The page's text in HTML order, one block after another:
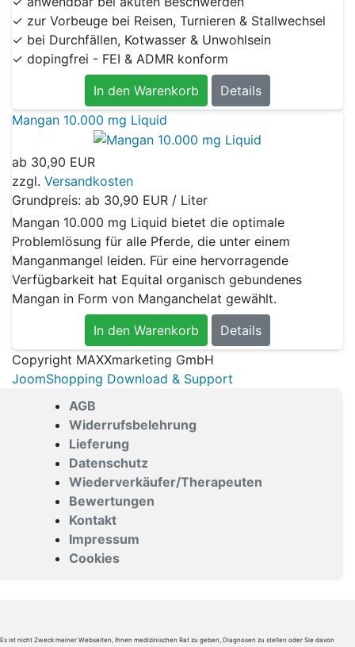
✓ zur Vorbeuge bei Reisen, Turnieren & Stallwechsel
✓ bei Durchfällen, Kotwasser & Unwohlsein
✓ dopingfrei - FEI & ADMR konform
In den Warenkorb
Details
Mangan 10.000 mg Liquid
ab 30,90 EUR
zzgl. Versandkosten
Grundpreis: ab 30,90 EUR / Liter
Mangan 10.000 mg Liquid bietet die optimale
Problemlösung für alle Pferde, die unter einem
Manganmangel leiden. Für eine hervorragende
Verfügbarkeit hat Equital organisch gebundenes
Mangan in Form von Manganchelat gewählt.
In den Warenkorb
Details
Copyright MAXXmarketing GmbH
JoomShopping Download & Support
AGB
Widerrufsbelehrung
Lieferung
Datenschutz
Wiederverkäufer/Therapeuten
Bewertungen
Kontakt
Impressum
Cookies
Es ist nicht Zweck meiner Webseiten, Ihnen medizinischen Rat zu geben, Diagnosen zu stellen oder Sie davon